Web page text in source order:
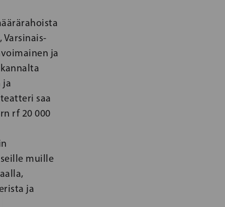
ja
ja
saa
rf 20 000
muille
ja